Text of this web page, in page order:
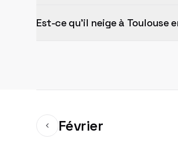
Est-ce qu'il neige à Toulouse
Février